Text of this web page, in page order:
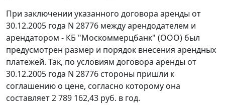
При заключении указанного договора аренды от
30.12.2005 года N 28776 между арендодателем и
арендатором - КБ "Москоммерцбанк" (ООО) был
предусмотрен размер и порядок внесения арендных
платежей. Так, по условиям договора аренды от
30.12.2005 года N 28776 стороны пришли к
соглашению о цене, согласно которому она
составляет 2 789 162,43 руб. в год.